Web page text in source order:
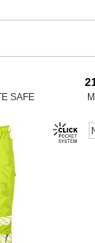
SAFE